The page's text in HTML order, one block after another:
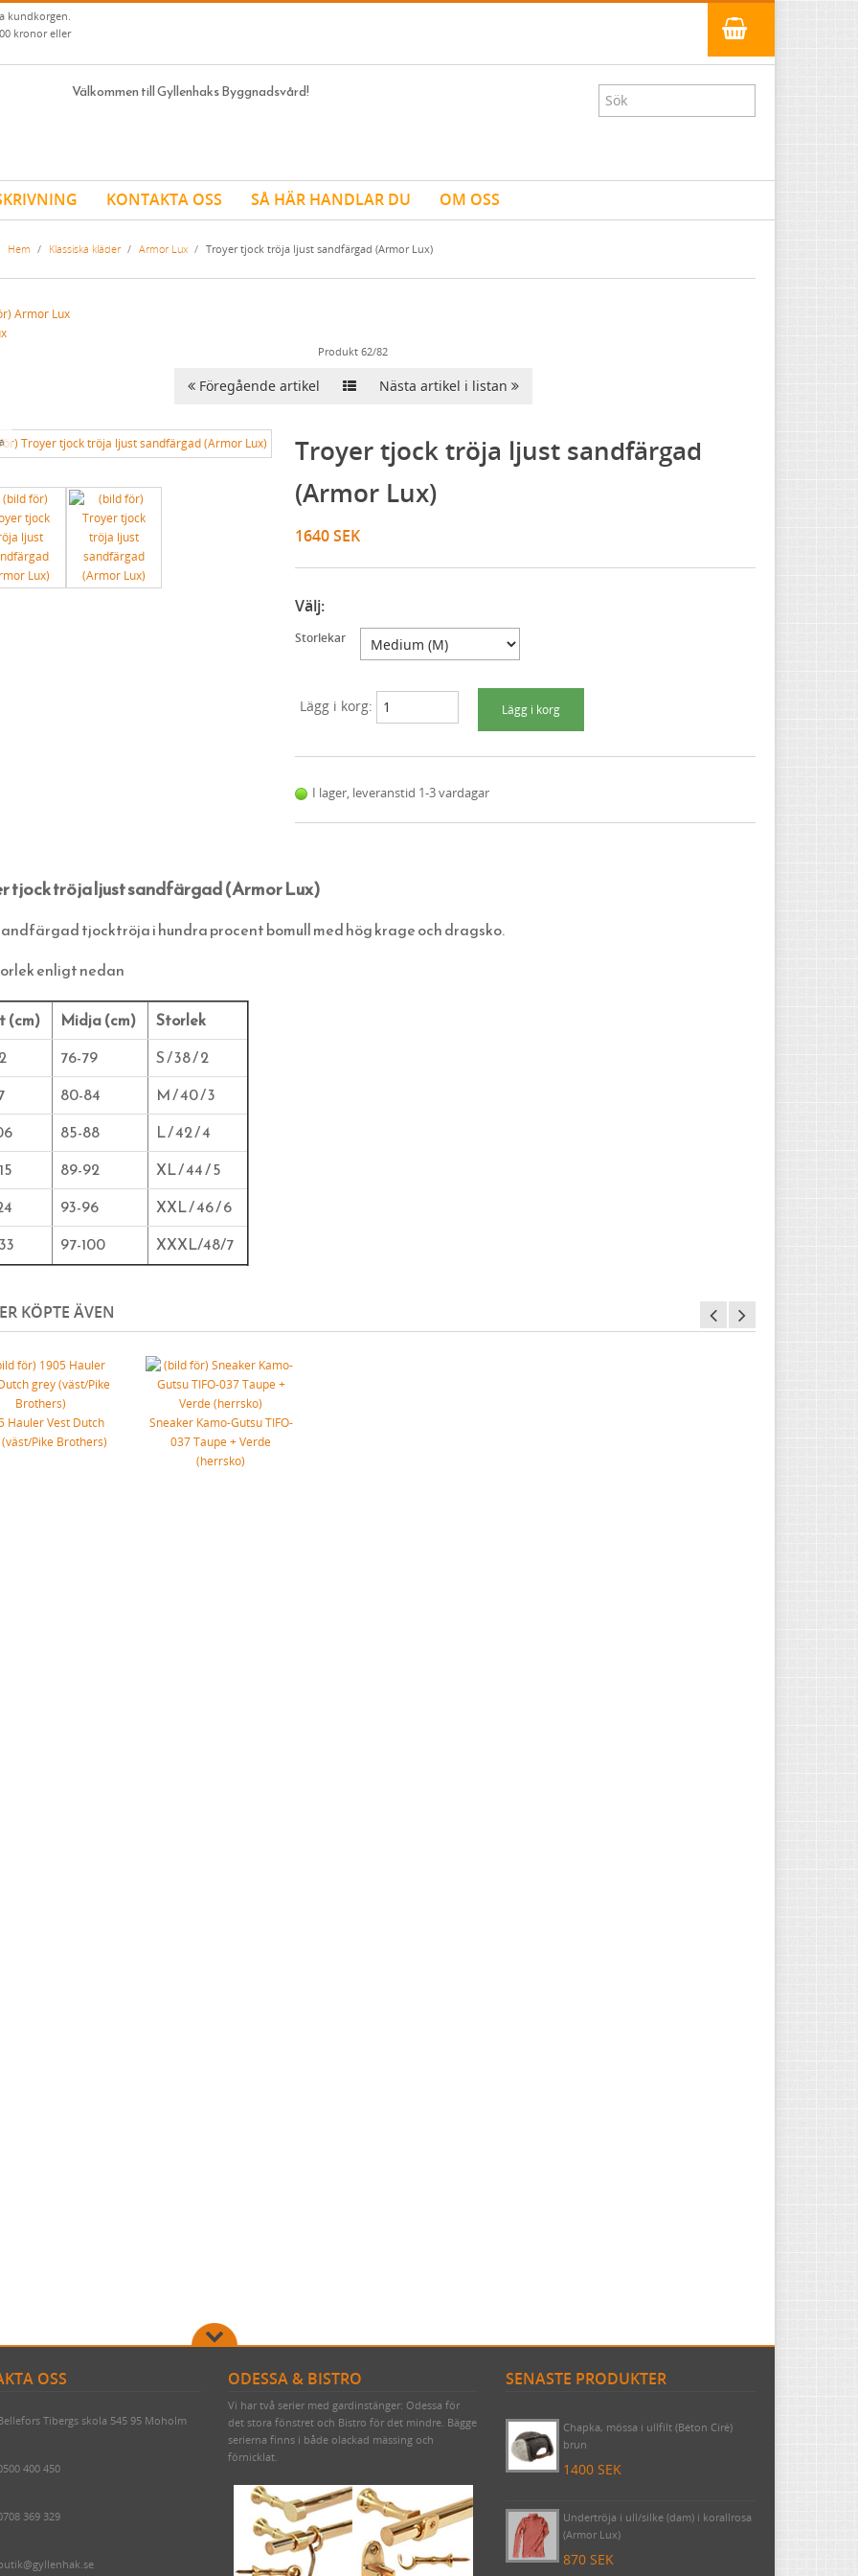
kundkorgen.
kronor eller
Välkommen till Gyllenhaks Byggnadsvård!
KONTAKTA OSS SÅ HÄR HANDLAR DU OM OSS
Hem / Klassiska kläder / Armor Lux / Troyer tjock tröja ljust sandfärgad (Armor Lux)
Produkt 62/82
Föregående artikel Nästa artikel i listan
Troyer tjock tröja ljust sandfärgad
(Armor Lux)
1640 SEK
Välj:
Storlekar
Lägg i korg:
I lager, leveranstid 1-3 vardagar
tjock tröja ljust sandfärgad (Armor Lux)
tjocktröja i hundra procent bomull med hög krage och dragsko.
enligt nedan
(cm) Midja (cm)
Storlek
76-79
S / 38 / 2
80-84
M / 40 / 3
85-88
L / 42 / 4
89-92
XL / 44 / 5
93-96
XXL / 46 / 6
97-100 XXXL/48/7
KÖPTE ÄVEN
Hauler Vest Dutch
Pike Brothers)
Sneaker Kamo-Gutsu TIFO-
037 Taupe + Verde
(herrsko)
OSS
Tibergs skola 545 95 Moholm
400 450
369 329
ODESSA & BISTRO
Vi har två serier med gardinstänger: Odessa för
det stora fönstret och Bistro för det mindre. Bägge
serierna finns i både olackad mässing och
förnicklat.
SENASTE PRODUKTER
kilo (cirka 49 stycken)
425 SEK
Chapka, mössa i ullfilt (Béton Ciré)
brun
1400 SEK